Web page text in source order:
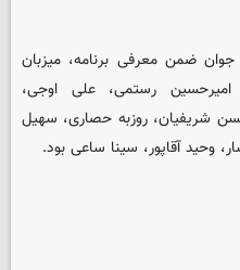
جوان ضمن معرفی برنامه، میزبان
رستمی، علی اوجی،
شریفیان، روزبه حصاری، سهیل
وحید آقاپور، سینا ساعی بود.